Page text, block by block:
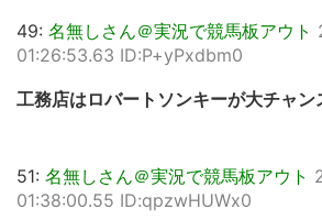
49: 名無しさん＠実況で競馬板アウト
01:26:53.63 ID:P+yPxdbm0
工務店はロバートソンキーが大チャン
51: 名無しさん＠実況で競馬板アウト
01:38:00.55 ID:qpzwHUWx0